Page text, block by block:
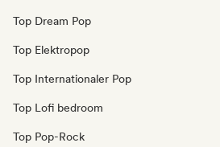
Top Dream Pop
Top Elektropop
Top Internationaler Pop
Top Lofi bedroom
Top Pop-Rock